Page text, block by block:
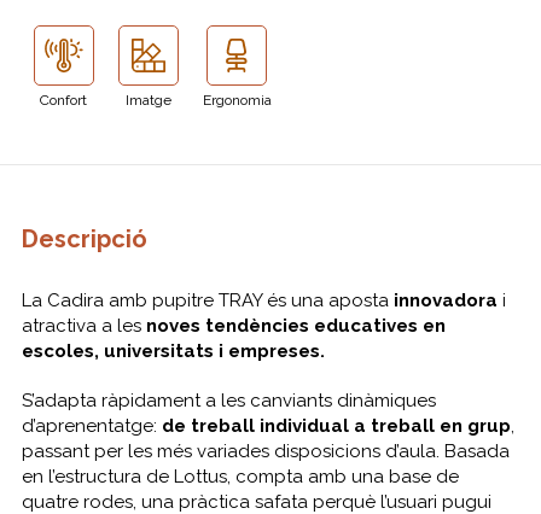
Confort Imatge Ergonomia
Descripció
La Cadira amb pupitre TRAY és una aposta innovadora i
atractiva a les noves tendències educatives en
escoles, universitats i empreses.
S’adapta ràpidament a les canviants dinàmiques
d’aprenentatge: de treball individual a treball en grup,
passant per les més variades disposicions d’aula. Basada
en l’estructura de Lottus, compta amb una base de
quatre rodes, una pràctica safata perquè l’usuari pugui